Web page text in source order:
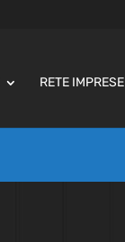
RETE IMPRESE